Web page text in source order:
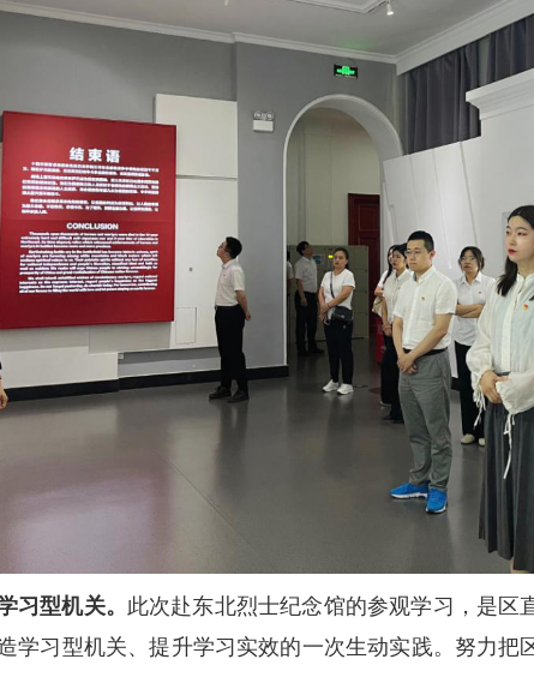
习型机关。 此次赴东北烈士纪念馆的参观学习，是区
学习型机关、提升学习实效的一次生动实践。努力